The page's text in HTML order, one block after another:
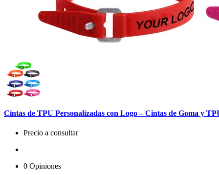
Cintas de TPU Personalizadas con Logo – Cintas de Goma y
Precio a consultar
0 Opiniones